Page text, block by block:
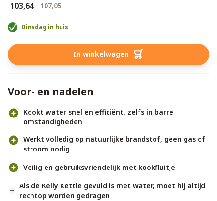
€ 103,64 € 107,05
Dinsdag in huis
In winkelwagen
Voor- en nadelen
Kookt water snel en efficiënt, zelfs in barre
omstandigheden
Werkt volledig op natuurlijke brandstof, geen gas of
stroom nodig
Veilig en gebruiksvriendelijk met kookfluitje
Als de Kelly Kettle gevuld is met water, moet hij altijd
rechtop worden gedragen